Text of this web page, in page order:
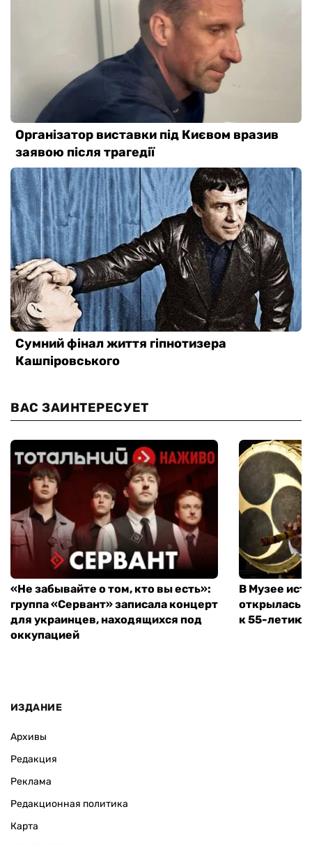
ВАС ЗАИНТЕРЕСУЕТ
«Не забывайте о том, кто вы есть»:
группа «Сервант» записала концерт
для украинцев, находящихся под
оккупацией
В Музее
открылась
к 55-летию
ИЗДАНИЕ
Архивы
Редакция
Реклама
Редакционная политика
Карта